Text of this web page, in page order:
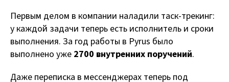
Первым делом в компании наладили таск-трекинг:
у каждой задачи теперь есть исполнитель и сроки
выполнения. За год работы в Pyrus было
выполнено уже 2700 внутренних поручений.
Даже переписка в мессенджерах теперь под